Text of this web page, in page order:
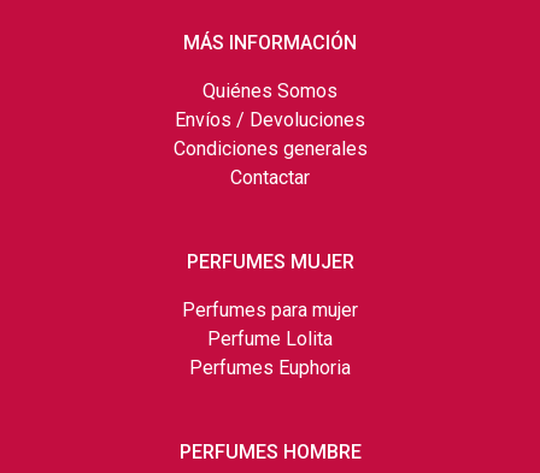
MÁS INFORMACIÓN
Quiénes Somos
Envíos / Devoluciones
Condiciones generales
Contactar
PERFUMES MUJER
Perfumes para mujer
Perfume Lolita
Perfumes Euphoria
PERFUMES HOMBRE